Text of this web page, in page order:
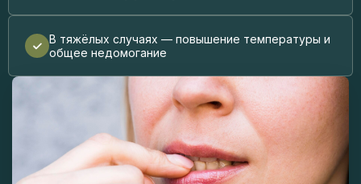
В тяжёлых случаях — повышение температуры и
общее недомогание